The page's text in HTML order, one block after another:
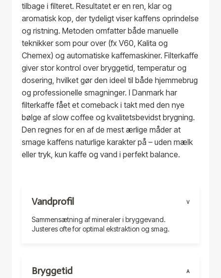
tilbage i filteret. Resultatet er en ren, klar og
aromatisk kop, der tydeligt viser kaffens oprindelse
og ristning. Metoden omfatter både manuelle
teknikker som pour over (fx V60, Kalita og
Chemex) og automatiske kaffemaskiner. Filterkaffe
giver stor kontrol over bryggetid, temperatur og
dosering, hvilket gør den ideel til både hjemmebrug
og professionelle smagninger. I Danmark har
filterkaffe fået et comeback i takt med den nye
bølge af slow coffee og kvalitetsbevidst brygning.
Den regnes for en af de mest ærlige måder at
smage kaffens naturlige karakter på – uden mælk
eller tryk, kun kaffe og vand i perfekt balance.
Vandprofil V
Sammensætning af mineraler i bryggevand.
Justeres ofte for optimal ekstraktion og smag.
Bryggetid A